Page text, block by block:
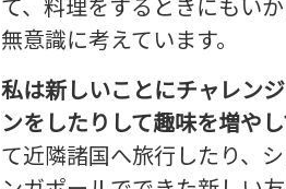
無意識に考えています。
私は新しいことにチャレン
ンをしたりして趣味を増やし
て近隣諸国へ旅行したり、